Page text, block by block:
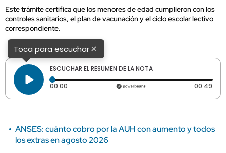
Este trámite certifica que los menores de edad cumplieron con los
controles sanitarios, el plan de vacunación y el ciclo escolar lectivo
correspondiente.
Toca para escuchar×
ESCUCHAR EL RESUMEN DE LA NOTA
00:00 Tiempo transcurrido: 0 segundos 00:49
ANSES: cuánto cobro por la AUH con aumento y todos
los extras en agosto 2026